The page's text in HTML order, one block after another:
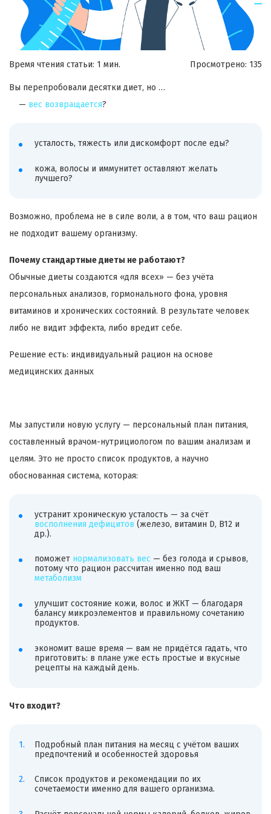
Время чтения статьи: 1 мин. Просмотрено: 135
Вы перепробовали десятки диет, но …
— вес возвращается?
усталость, тяжесть или дискомфорт после еды?
кожа, волосы и иммунитет оставляют желать
лучшего?
Возможно, проблема не в силе воли, а в том, что ваш рацион
не подходит вашему организму.
Почему стандартные диеты не работают?
Обычные диеты создаются «для всех» — без учёта
персональных анализов, гормонального фона, уровня
витаминов и хронических состояний. В результате человек
либо не видит эффекта, либо вредит себе.
Решение есть: индивидуальный рацион на основе
медицинских данных
Мы запустили новую услугу — персональный план питания,
составленный врачом-нутрициологом по вашим анализам и
целям. Это не просто список продуктов, а научно
обоснованная система, которая:
устранит хроническую усталость — за счёт
восполнения дефицитов (железо, витамин D, B12 и
др.).
поможет нормализовать вес — без голода и срывов,
потому что рацион рассчитан именно под ваш
метаболизм
улучшит состояние кожи, волос и ЖКТ — благодаря
балансу микроэлементов и правильному сочетанию
продуктов.
экономит ваше время — вам не придётся гадать, что
приготовить: в плане уже есть простые и вкусные
рецепты на каждый день.
Что входит?
Подробный план питания на месяц с учётом ваших
предпочтений и особенностей здоровья
Список продуктов и рекомендации по их
сочетаемости именно для вашего организма.